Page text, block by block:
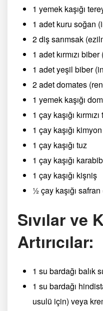
1 yemek kaşığı
1 adet kuru soğan
2 diş sarımsak
1 adet kırmızı
1 adet yeşil biber
2 adet domates
1 yemek kaşığı
1 çay kaşığı
1 çay kaşığı kimyon
1 çay kaşığı tuz
1 çay kaşığı
1 çay kaşığı kişniş
½ çay kaşığı
Sıvılar ve
Artırıcılar:
1 su bardağı balık
1 su bardağı
usulü için) veya